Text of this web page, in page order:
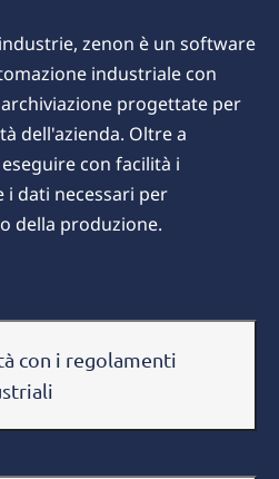
zenon è un software
industriale con
progettate per
dell'azienda. Oltre a
con facilità i
dati necessari per
della produzione.
con i regolamenti